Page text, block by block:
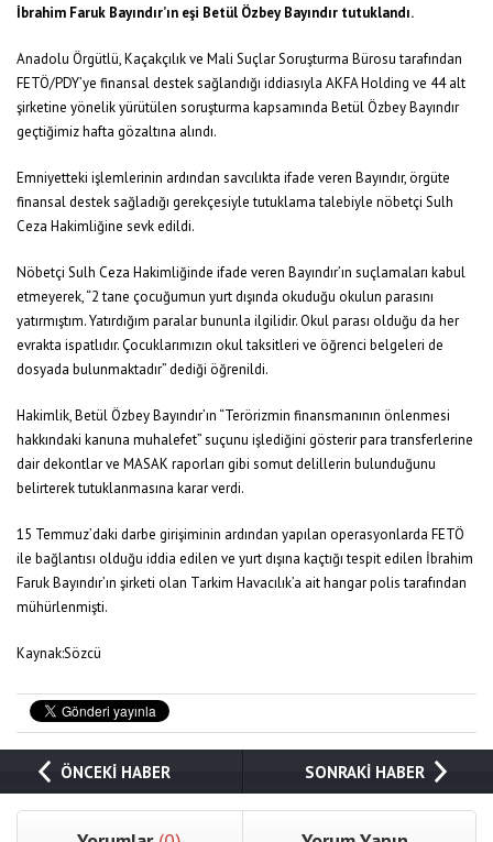
İbrahim Faruk Bayındır’ın eşi Betül Özbey Bayındır tutuklandı.
Anadolu Örgütlü, Kaçakçılık ve Mali Suçlar Soruşturma Bürosu tarafından
FETÖ/PDY’ye finansal destek sağlandığı iddiasıyla AKFA Holding ve 44 alt
şirketine yönelik yürütülen soruşturma kapsamında Betül Özbey Bayındır
geçtiğimiz hafta gözaltına alındı.
Emniyetteki işlemlerinin ardından savcılıkta ifade veren Bayındır, örgüte
finansal destek sağladığı gerekçesiyle tutuklama talebiyle nöbetçi Sulh
Ceza Hakimliğine sevk edildi.
Nöbetçi Sulh Ceza Hakimliğinde ifade veren Bayındır’ın suçlamaları kabul
etmeyerek, “2 tane çocuğumun yurt dışında okuduğu okulun parasını
yatırmıştım. Yatırdığım paralar bununla ilgilidir. Okul parası olduğu da her
evrakta ispatlıdır. Çocuklarımızın okul taksitleri ve öğrenci belgeleri de
dosyada bulunmaktadır” dediği öğrenildi.
Hakimlik, Betül Özbey Bayındır’ın “Terörizmin finansmanının önlenmesi
hakkındaki kanuna muhalefet” suçunu işlediğini gösterir para transferlerine
dair dekontlar ve MASAK raporları gibi somut delillerin bulunduğunu
belirterek tutuklanmasına karar verdi.
15 Temmuz’daki darbe girişiminin ardından yapılan operasyonlarda FETÖ
ile bağlantısı olduğu iddia edilen ve yurt dışına kaçtığı tespit edilen İbrahim
Faruk Bayındır’ın şirketi olan Tarkim Havacılık’a ait hangar polis tarafından
mühürlenmişti.
Kaynak:Sözcü
ÖNCEKİ HABER SONRAKİ HABER